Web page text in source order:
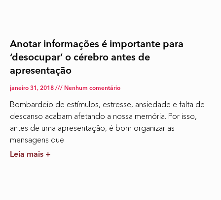
Anotar informações é importante para
‘desocupar’ o cérebro antes de
apresentação
janeiro 31, 2018 Nenhum comentário
Bombardeio de estímulos, estresse, ansiedade e falta de
descanso acabam afetando a nossa memória. Por isso,
antes de uma apresentação, é bom organizar as
mensagens que
Leia mais +